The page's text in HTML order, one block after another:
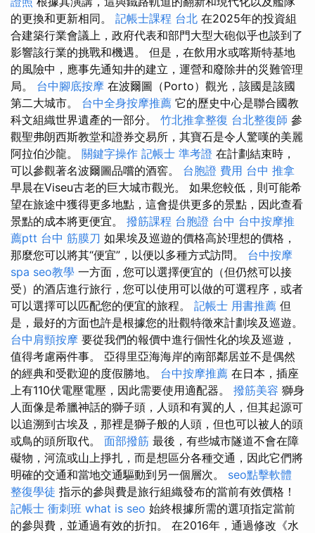
的更換和更新相同。 記帳士課程 台北 在2025年的投資組
合建築行業會議上，政府代表和部門大型大砲似乎也談到了
影響該行業的挑戰和機遇。 但是，在飲用水或喀斯特基地
的風險中，應事先通知井的建立，運營和廢除井的災難管理
局。 台中腳底按摩 在波爾圖（Porto）觀光，該國是該國
第二大城市。 台中全身按摩推薦 它的歷史中心是聯合國教
科文組織世界遺產的一部分。 竹北推拿整復 台北整復師 參
觀聖弗朗西斯教堂和證券交易所，其寶石是令人驚嘆的美麗
阿拉伯沙龍。 關鍵字操作 記帳士 準考證 在計劃結束時，
可以參觀著名波爾圖品嚐的酒窖。 台胞證 費用 台中 推拿
早晨在Viseu古老的巨大城市觀光。 如果您較低，則可能希
望在旅途中獲得更多地點，這會提供更多的景點，因此查看
景點的成本將更便宜。 撥筋課程 台胞證 台中 台中按摩推
薦ptt 台中 筋膜刀 如果埃及巡遊的價格高於理想的價格，
那麼您可以將其“便宜”，以便以多種方式訪問​​。 台中按摩
spa seo教學 一方面，您可以選擇便宜的（但仍然可以接
受）的酒店進行旅行，您可以使用可以做的可選程序，或者
可以選擇可以匹配您的便宜的旅程。 記帳士 用書推薦 但
是，最好的方面也許是根據您的壯觀特徵來計劃埃及巡遊。
台中肩頸按摩 要從我們的報價中進行個性化的埃及巡遊，
值得考慮兩件事。 亞得里亞海海岸的南部鄰居並不是偶然
的經典和受歡迎的度假勝地。 台中按摩推薦 在日本，插座
上有110伏電壓電壓，因此需要使用適配器。 撥筋美容 獅身
人面像是希臘神話的獅子頭，人頭和有翼的人，但其起源可
以追溯到古埃及，那裡是獅子般的人頭，但也可以被人的頭
或鳥的頭所取代。 面部撥筋 最後，有些城市隧道不會在障
礙物，河流或山上掙扎，而是想區分各種交通，因此它們將
明確的交通和當地交通驅動到另一個層次。 seo點擊軟體
整復學徒 指示的參與費是旅行組織發布的當前有效價格！
記帳士 衝刺班 what is seo 始終根據所需的選項指定當前
的參與費，並通過有效的折扣。 在2016年，通過修改《水